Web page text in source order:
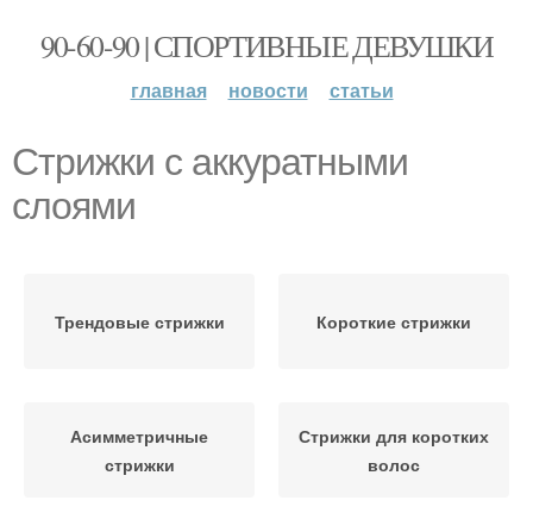
90-60-90 | СПОРТИВНЫЕ ДЕВУШКИ
главная новости статьи
Стрижки с аккуратными
слоями
Трендовые стрижки Короткие стрижки
Асимметричные
стрижки
Стрижки для коротких
волос